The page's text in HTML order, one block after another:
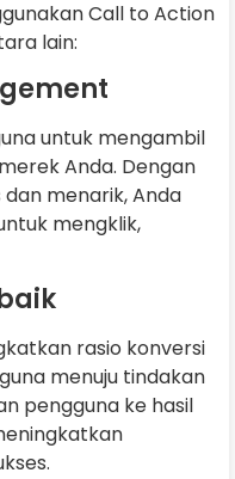
Call to Action
lain:
untuk mengambil
Anda. Dengan
menarik, Anda
mengklik,
rasio konversi
menuju tindakan
pengguna ke hasil